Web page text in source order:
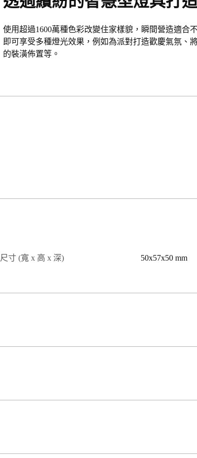
使用超過1600萬種色彩改變住家樣貌，瞬間營造適合
即可享受多種燈光效果，例如為派對打造歡慶氣氛、
的裝潢佈置等。
尺寸 (寬 x 高 x 深) 50x57x50 mm